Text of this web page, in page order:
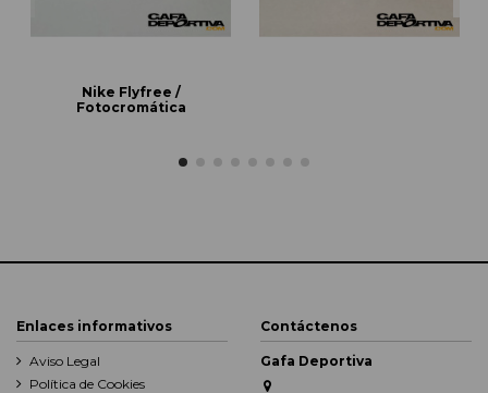
Nike Flyfree /
Fotocromática
Enlaces informativos
Aviso Legal
Política de Cookies
Contáctenos
Gafa Deportiva